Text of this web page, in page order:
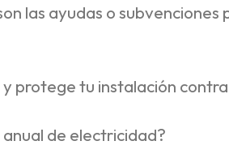
las ayudas o subvenciones
protege tu instalación
de electricidad?